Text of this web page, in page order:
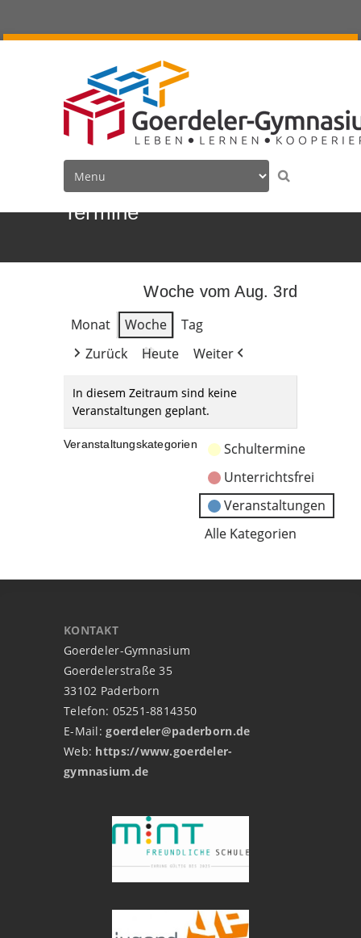
Termine
Woche vom Aug. 3rd
Monat
Woche
Tag
Zurück
Heute Weiter
In diesem Zeitraum sind keine
Veranstaltungen geplant.
Veranstaltungskategorien
Schultermine
Unterrichtsfrei
Veranstaltungen
Alle Kategorien
KONTAKT
Goerdeler-Gymnasium
Goerdelerstraße 35
33102 Paderborn
Telefon: 05251-8814350
E-Mail:goerdeler@paderborn.de
Web: https://www.goerdeler-
gymnasium.de